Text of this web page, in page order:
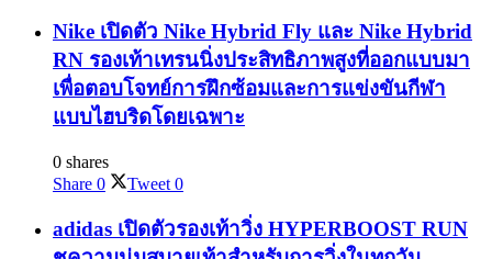
Nike เปิดตัว Nike Hybrid Fly และ Nike Hybrid
RN รองเท้าเทรนนิ่งประสิทธิภาพสูงที่ออกแบบมา
เพื่อตอบโจทย์การฝึกซ้อมและการแข่งขันกีฬา
แบบไฮบริดโดยเฉพาะ
0 shares
Share 0 Tweet 0
adidas เปิดตัวรองเท้าวิ่ง HYPERBOOST RUN